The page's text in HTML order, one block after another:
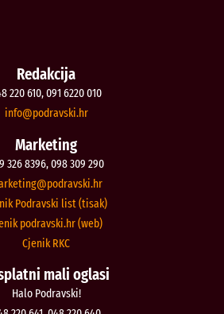
Redakcija
220 610, 091 6220 010
rh.iksvardop
@ofni
Marketing
326 8396, 098 309 290
rh.iksvardop
Podravski list (tisak)
podravski.hr (web)
Cjenik RKC
mali oglasi
Halo Podravski!